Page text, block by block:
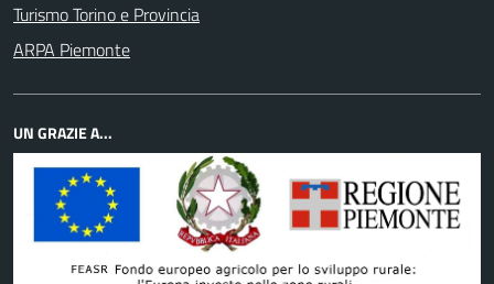
Turismo Torino e Provincia
ARPA Piemonte
UN GRAZIE A...